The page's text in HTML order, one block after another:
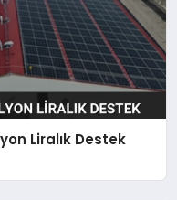
Liralık Destek